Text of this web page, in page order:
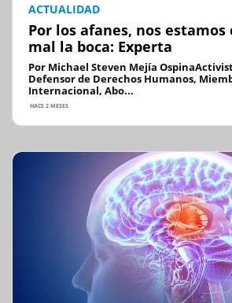
ACTUALIDAD
Por los afanes, nos
mal la boca: Experta
Por Michael Steven Mejía
Defensor de Derechos Humanos,
Internacional, Abo...
HACE 2 MESES